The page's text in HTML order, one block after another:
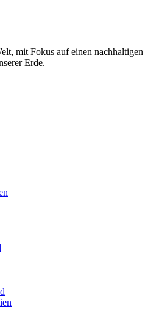
mit Fokus auf einen nachhaltigen
Erde.